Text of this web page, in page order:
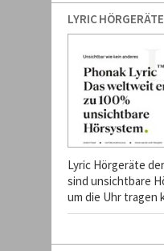
LYRIC HÖRGERÄTE
Lyric Hörgeräte
sind unsichtbare
um die Uhr tragen